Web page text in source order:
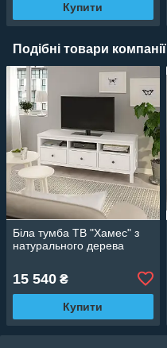
Купити
Подібні товари компанії
Біла тумба ТВ "Хамес" з
натурального дерева
15 540 ₴
Купити